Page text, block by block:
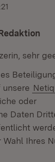
sehr
oder
Daten
Ihres